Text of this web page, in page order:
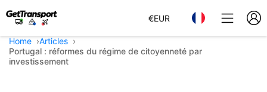
€EUR
Home
Articles
Portugal : réformes du régime de citoyenneté par
investissement